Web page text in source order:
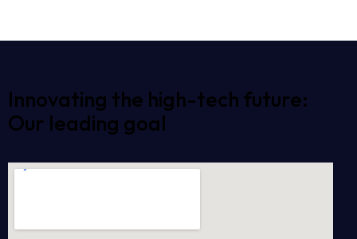
Innovating the high-tech future:
Our leading goal